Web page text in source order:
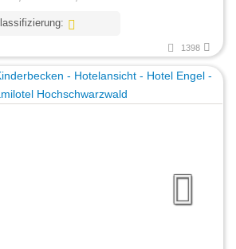
1398